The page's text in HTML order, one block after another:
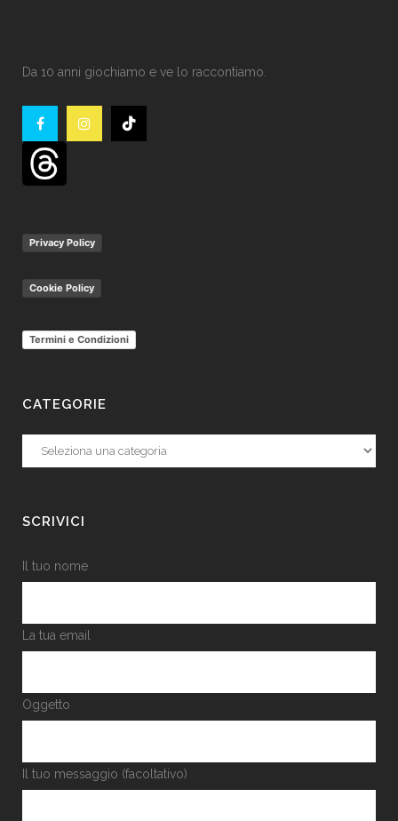
Da 10 anni giochiamo e ve lo raccontiamo.
Privacy Policy
Cookie Policy
Termini e Condizioni
CATEGORIE
Categorie
SCRIVICI
Il tuo nome
La tua email
Oggetto
Il tuo messaggio (facoltativo)